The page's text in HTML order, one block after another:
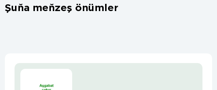
Şuňa meňzeş önümler